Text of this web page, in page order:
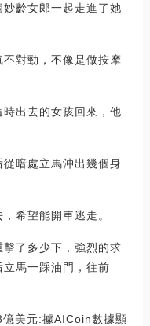
齡女郎一起走進了她
對勁，不像是做按摩
出去的女孩回來，他
暗處立馬沖出幾個身
希望能開車逃走。
了多少下，強烈的求
馬一踩油門，往前
美元:據AICoin數據顯